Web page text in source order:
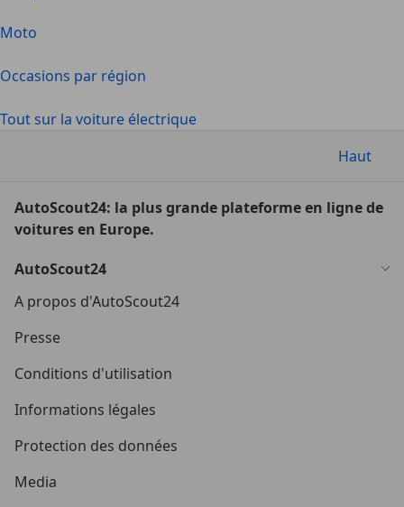
Moto
Occasions par région
Tout sur la voiture électrique
Haut
AutoScout24: la plus grande plateforme en ligne de
voitures en Europe.
AutoScout24
A propos d'AutoScout24
Presse
Conditions d'utilisation
Informations légales
Protection des données
Media